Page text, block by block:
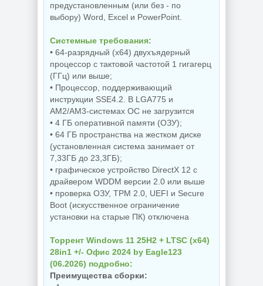
Украшение фото
2026.5
Hasleo Backup
Увеличение
изображений ON1
Resize AI 2026.5
20.5.0.19010
NEW
Редактор фото
ON1 Photo RAW
Creative Pack
Бесплатный
антивирус
Comodo Internet
NEW
Hasleo Backup
NEW
предустановленным (или без - по
выбору) Word, Excel и PowerPoint.
Системные требования:
• 64-разрядный (x64) двухъядерный
процессор с тактовой частотой 1 гигагерц
(ГГц) или выше;
• Процессор, поддерживающий
инструкции SSE4.2. В LGA775 и
AM2/AM3-системах ОС не загрузится
• 4 ГБ оперативной памяти (ОЗУ);
• 64 ГБ пространства на жестком диске
(установленная система занимает от
7,33ГБ до 23,3ГБ);
• графическое устройство DirectX 12 с
драйвером WDDM версии 2.0 или выше
• проверка ОЗУ, TPM 2.0, UEFI и Secure
Boot (искусственное ограничение
установки на старые ПК) отключена
Торрент Windows 11 25H2 + LTSC (x64)
28in1 +/- Офис 2024 by Eagle123
(06.2026) подробно:
Преимущества сборки: